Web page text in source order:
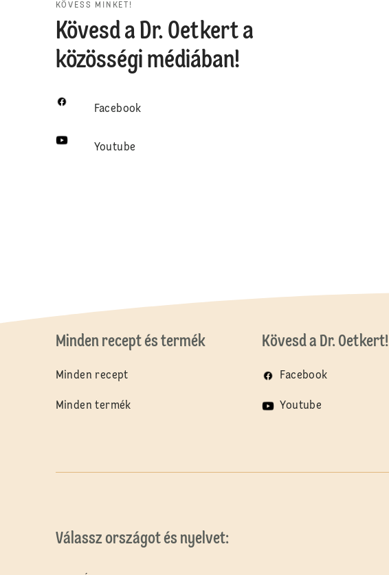
KÖVESS MINKET!
Kövesd a Dr. Oetkert a
közösségi médiában!
Facebook
Youtube
Minden recept és termék Kövesd a Dr. Oetkert!
Minden recept
Minden termék
Facebook
Youtube
Válassz országot és nyelvet: